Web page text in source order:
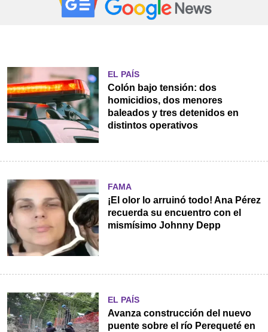
EL PAÍS
Colón bajo tensión: dos
homicidios, dos menores
baleados y tres detenidos en
distintos operativos
FAMA
¡El olor lo arruinó todo! Ana Pérez
recuerda su encuentro con el
mismísimo Johnny Depp
EL PAÍS
Avanza construcción del nuevo
puente sobre el río Perequeté en